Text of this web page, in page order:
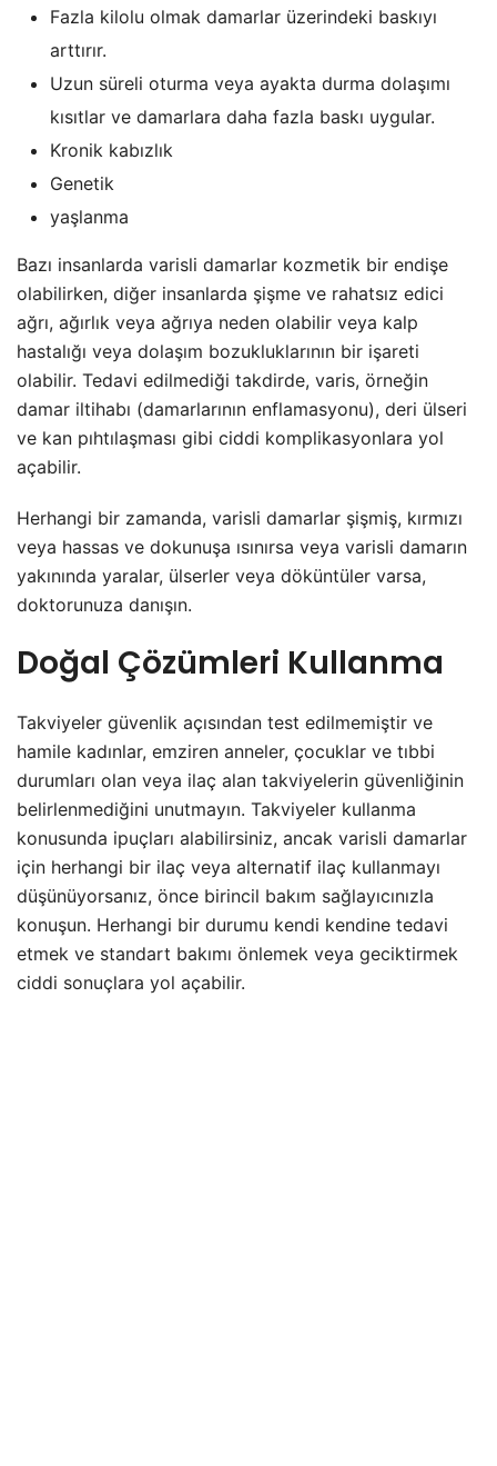
Fazla kilolu olmak damarlar üzerindeki baskıyı
arttırır.
Uzun süreli oturma veya ayakta durma dolaşımı
kısıtlar ve damarlara daha fazla baskı uygular.
Kronik kabızlık
Genetik
yaşlanma
Bazı insanlarda varisli damarlar kozmetik bir endişe
olabilirken, diğer insanlarda şişme ve rahatsız edici
ağrı, ağırlık veya ağrıya neden olabilir veya kalp
hastalığı veya dolaşım bozukluklarının bir işareti
olabilir. Tedavi edilmediği takdirde, varis, örneğin
damar iltihabı (damarlarının enflamasyonu), deri ülseri
ve kan pıhtılaşması gibi ciddi komplikasyonlara yol
açabilir.
Herhangi bir zamanda, varisli damarlar şişmiş, kırmızı
veya hassas ve dokunuşa ısınırsa veya varisli damarın
yakınında yaralar, ülserler veya döküntüler varsa,
doktorunuza danışın.
Doğal Çözümleri Kullanma
Takviyeler güvenlik açısından test edilmemiştir ve
hamile kadınlar, emziren anneler, çocuklar ve tıbbi
durumları olan veya ilaç alan takviyelerin güvenliğinin
belirlenmediğini unutmayın. Takviyeler kullanma
konusunda ipuçları alabilirsiniz, ancak varisli damarlar
için herhangi bir ilaç veya alternatif ilaç kullanmayı
düşünüyorsanız, önce birincil bakım sağlayıcınızla
konuşun. Herhangi bir durumu kendi kendine tedavi
etmek ve standart bakımı önlemek veya geciktirmek
ciddi sonuçlara yol açabilir.